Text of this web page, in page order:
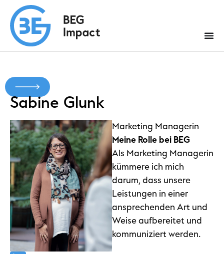
Sabine Glunk
Marketing Managerin
Meine Rolle bei BEG
Als Marketing Managerin
kümmere ich mich
darum, dass unsere
Leistungen in einer
ansprechenden Art und
Weise aufbereitet und
kommuniziert werden.